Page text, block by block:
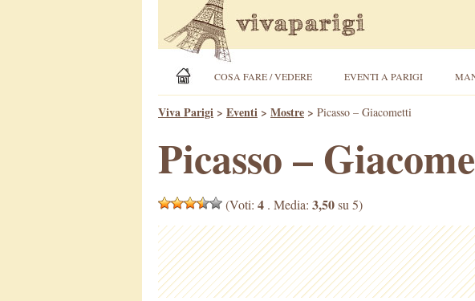
COSA FARE / VEDERE EVENTI A PARIGI
Viva Parigi > Eventi > Mostre > Picasso – Giacometti
Picasso –
(Voti: 4 . Media: 3,50su 5)